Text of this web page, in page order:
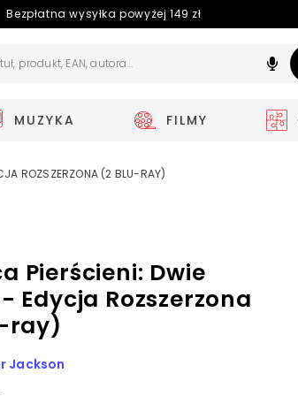
Bezpłatna wysyłka powyżej 149 zł
MUZYKA FILMY
ROZSZERZONA (2 BLU-RAY)
Pierścieni: Dwie
Edycja Rozszerzona
ray)
Jackson